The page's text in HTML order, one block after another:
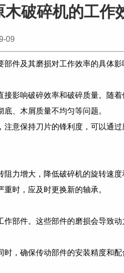
破碎机的工作
09
件及其磨损对工作效率的具体影
影响破碎效率和破碎质量。随
、木屑质量不均匀等问题。
意保持刀片的锋利度，可以通
力增大，降低破碎机的旋转速度
时，应及时更换新的轴承。
部件。这些部件的磨损会导致
，确保传动部件的安装精度和